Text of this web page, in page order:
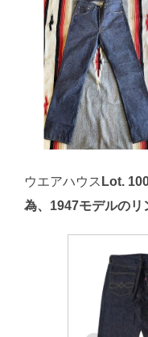
ウエアハウス Lot.
為、1947モデルのリ